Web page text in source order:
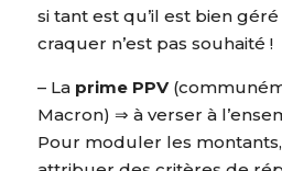
si tant est qu’il est bien géré
craquer n’est pas souhaité !
– La prime PPV
Macron) ⇒ à verser à
Pour moduler les